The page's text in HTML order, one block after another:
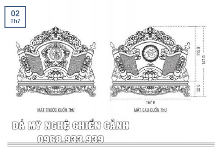
02
Th7